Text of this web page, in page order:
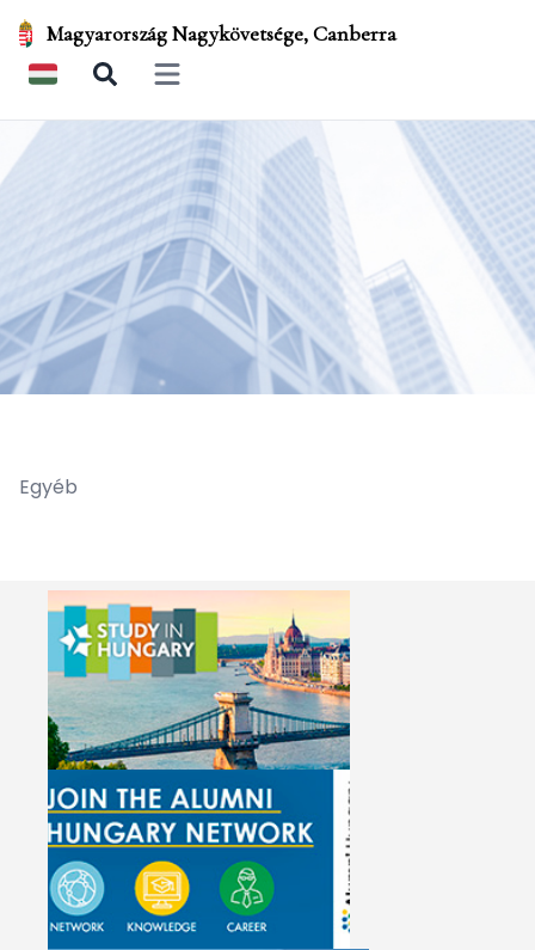
Magyarország Nagykövetsége, Canberra
Open main menu
Egyéb